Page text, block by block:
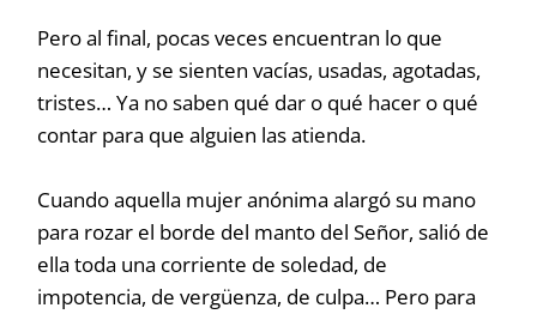
Pero al final, pocas veces encuentran lo que
necesitan, y se sienten vacías, usadas, agotadas,
tristes… Ya no saben qué dar o qué hacer o qué
contar para que alguien las atienda.
Cuando aquella mujer anónima alargó su mano
para rozar el borde del manto del Señor, salió de
ella toda una corriente de soledad, de
impotencia, de vergüenza, de culpa… Pero para